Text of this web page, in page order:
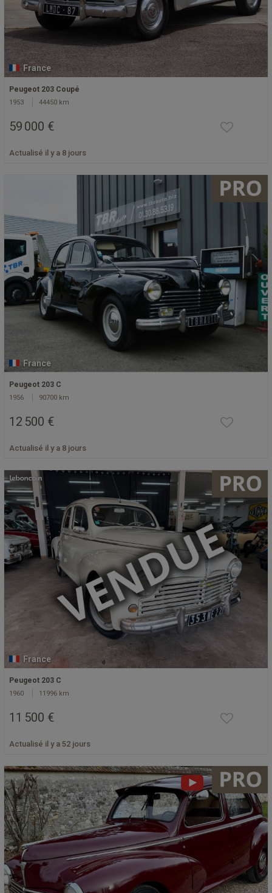
France
Peugeot 203 Coupé
1953 44450 km
59 000 €
Actualisé il y a 8 jours
France
Peugeot 203 C
1956 90700 km
12 500 €
Actualisé il y a 8 jours
France
Peugeot 203 C
1960 11996 km
11 500 €
Actualisé il y a 52 jours